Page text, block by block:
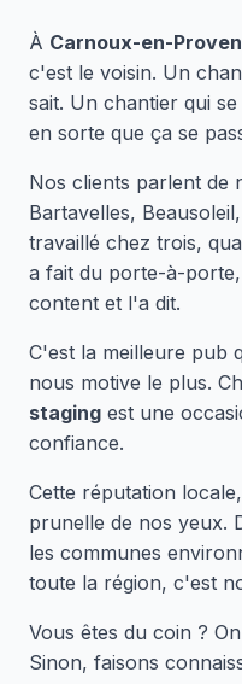
À Carnoux-en-
c'est le voisin. Un
sait. Un chantier qui
en sorte que ça se
Nos clients parlent de
Bartavelles,
travaillé chez trois,
a fait du porte-à-
content et l'a dit.
C'est la meilleure pub
nous motive le plus.
staging est une
confiance.
Cette réputation
prunelle de nos yeux.
les communes
toute la région, c'est
Vous êtes du coin ?
Sinon, faisons